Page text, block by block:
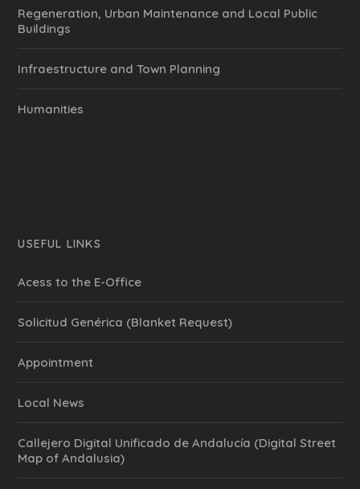
Regeneration, Urban Maintenance and Local Public
Buildings
Infraestructure and Town Planning
Humanities
USEFUL LINKS
Acess to the E-Office
Solicitud Genérica (Blanket Request)
Appointment
Local News
Callejero Digital Unificado de Andalucía (Digital Street
Map of Andalusia)